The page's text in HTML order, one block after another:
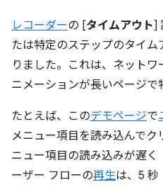
レコーダーの [タイムアウト]
たは特定のステップのタイ
りました。これは、ネット
ニメーションが長いページで
たとえば、このデモページで
メニュー項目を読み込んで
ニュー項目の読み込みが遅
ーザー フローの再生は、5 秒